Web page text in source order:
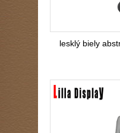
lesklý biely